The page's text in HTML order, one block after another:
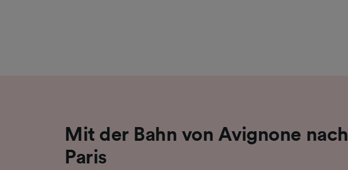
Mit der Bahn von Avignone nach
Paris